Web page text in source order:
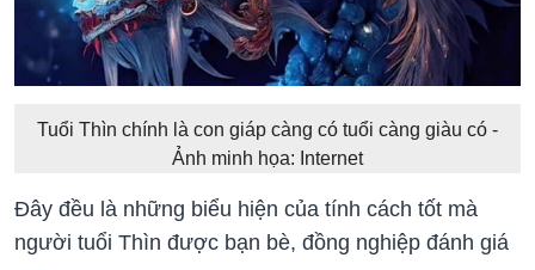
Tuổi Thìn chính là con giáp càng có tuổi càng giàu có -
Ảnh minh họa: Internet
Đây đều là những biểu hiện của tính cách tốt mà
người tuổi Thìn được bạn bè, đồng nghiệp đánh giá